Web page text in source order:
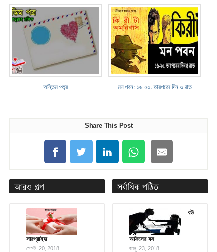
অন্তিম পত্র মন পবন: ১৬-২০. তারপরের দিন ও রাত
Share This Post
আরও গল্প
সারপ্রাইজ
সেপ্টে. 20, 2018
সর্বাধিক পঠিত
বউ
অফিসের বস
জানু. 23, 2018